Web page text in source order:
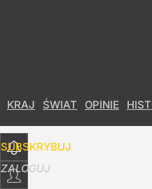
KRAJ ŚWIAT OPINIE
SUBSKRYBUJ
ZALOGUJ